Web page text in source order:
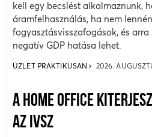
kell egy becslést alkalmaznunk,
áramfelhasználás, ha nem
fogyasztásvisszafogások, és
negatív GDP hatása lehet.
ÜZLET PRAKTIKUSAN 2026.
A HOME OFFICE
AZ IVSZ